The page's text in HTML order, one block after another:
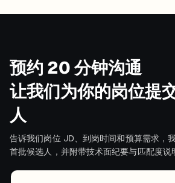
预约 20 分钟沟通
让我们为你的岗位提
人
告诉我们岗位 JD、到岗时间和预算需求，
首批候选人，并附带技术面纪要与匹配度说